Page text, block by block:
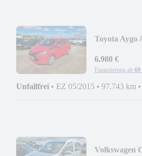
Toyota Aygo
6.980 €
Finanzierung ab 69
Unfallfrei • EZ 05/2015 • 97.743 km •
Volkswagen